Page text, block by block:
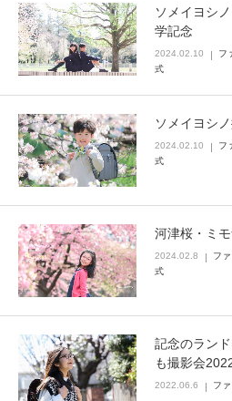
ソメイヨシ
学記念
2024.02.10 フ
式
ソメイヨシ
2024.02.10 フ
式
河津桜・ミ
2024.02.8 フ
式
記念のラン
も撮影会
2022.06.6 フ
Q&A